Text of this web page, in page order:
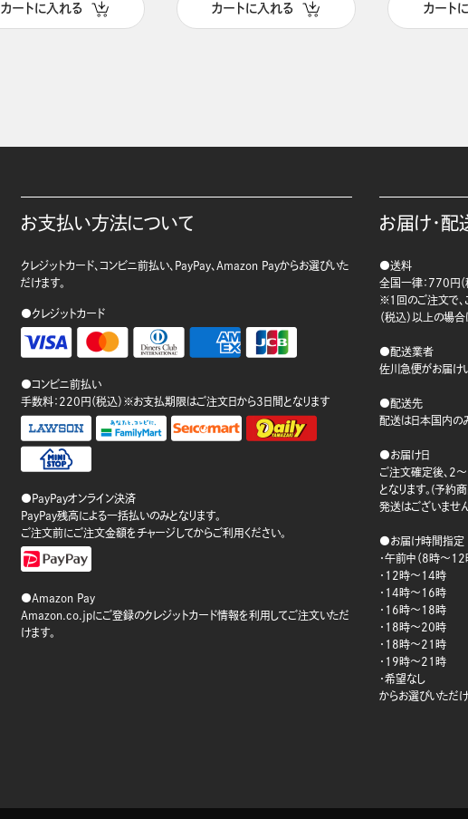
カートに入れる カートに入れる カート
お支払い方法について
クレジットカード、コンビニ前払い、PayPay、Amazon Payからお選びいた
だけます。
●クレジットカード
●コンビニ前払い
手数料：220円（税込）※お支払期限はご注文日から3日間となります
●PayPayオンライン決済
PayPay残高による一括払いのみとなります。
ご注文前にご注文金額をチャージしてからご利用ください。
●Amazon Pay
Amazon.co.jpにご登録のクレジットカード情報を利用してご注文いただ
けます。
お届け・配
●送料
全国一律：770円（
※1回のご注文で
（税込）以上の場
●配送業者
佐川急便がお届け
●配送先
配送は日本国内の
●お届け日
ご注文確定後、2
となります。(予約
発送はございませ
●お届け時間指定
・午前中（8時～12
・12時～14時
・14時～16時
・16時～18時
・18時～20時
・18時～21時
・19時～21時
・希望なし
からお選びいただけ